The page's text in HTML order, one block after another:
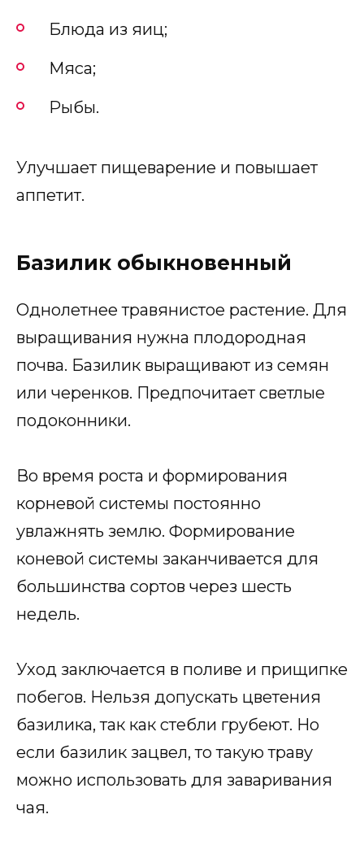
Блюда из яиц;
Мяса;
Рыбы.
Улучшает пищеварение и повышает
аппетит.
Базилик обыкновенный
Однолетнее травянистое растение. Для
выращивания нужна плодородная
почва. Базилик выращивают из семян
или черенков. Предпочитает светлые
подоконники.
Во время роста и формирования
корневой системы постоянно
увлажнять землю. Формирование
коневой системы заканчивается для
большинства сортов через шесть
недель.
Уход заключается в поливе и прищипке
побегов. Нельзя допускать цветения
базилика, так как стебли грубеют. Но
если базилик зацвел, то такую траву
можно использовать для заваривания
чая.